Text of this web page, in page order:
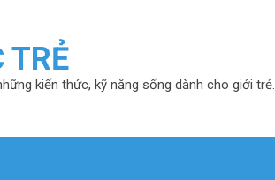
TRẺ
kiến thức, kỹ năng sống dành cho giới trẻ.